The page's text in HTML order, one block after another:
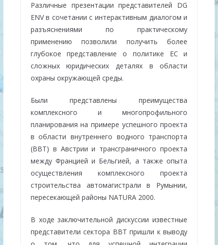
Различные презентации представителей DG
ENV в сочетании с интерактивным диалогом и
разъяснениями по практическому
применению позволили получить более
глубокое представление о политике ЕС и
сложных юридических деталях в области
охраны окружающей среды.
Были представлены преимущества
комплексного и многопрофильного
планирования на примере успешного проекта
в области внутреннего водного транспорта
(ВВТ) в Австрии и трансграничного проекта
между Францией и Бельгией, а также опыта
осуществления комплексного проекта
строительства автомагистрали в Румынии,
пересекающей районы NATURA 2000.
В ходе заключительной дискуссии известные
представители сектора ВВТ пришли к выводу